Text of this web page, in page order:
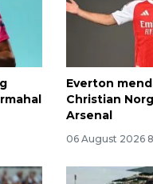
Everton
Christian
Arsenal
06 August 2026